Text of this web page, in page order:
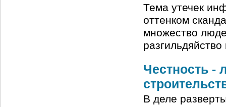
Тема утечек
оттенком
множество
Честность -
В деле